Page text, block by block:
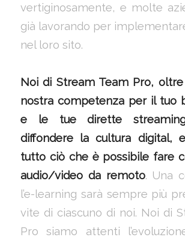
vertiginosamente, e molte
già lavorando per
nel loro sito.
Noi di Stream Team Pro,
nostra competenza per il tuo
e le tue dirette
diffondere la cultura digital,
tutto ciò che è possibile fare
audio/video da remoto. Una
l’e-learning sarà sempre più
vite di ciascuno di noi. Noi di
Pro siamo attenti